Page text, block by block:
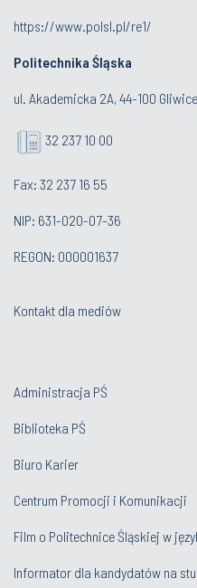
https://www.polsl.pl/re1/
Politechnika Śląska
ul. Akademicka 2A, 44-100 Gliwice
32 237 10 00
Fax: 32 237 16 55
NIP: 631-020-07-36
REGON: 000001637
Kontakt dla mediów
Administracja PŚ
Biblioteka PŚ
Biuro Karier
Centrum Promocji i Komunikacji
Film o Politechnice Śląskiej w
Informator dla kandydatów na